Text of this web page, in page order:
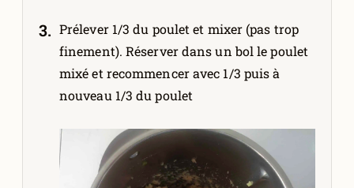
Prélever 1/3 du poulet et mixer (pas trop
finement). Réserver dans un bol le poulet
mixé et recommencer avec 1/3 puis à
nouveau 1/3 du poulet